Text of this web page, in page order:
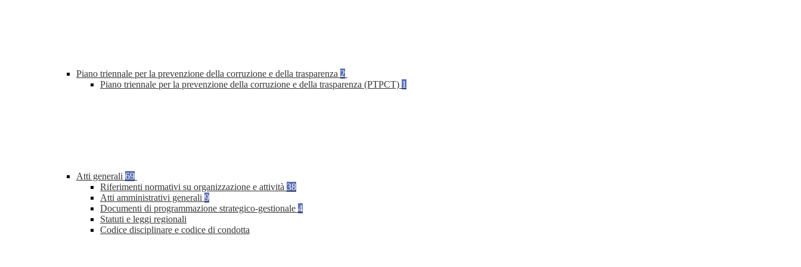
Piano triennale per la prevenzione della corruzione e della trasparenza 2
Piano triennale per la prevenzione della corruzione e della trasparenza (PTPCT) 1
Atti generali 69
Riferimenti normativi su organizzazione e attività 38
Atti amministrativi generali 9
Documenti di programmazione strategico-gestionale 4
Statuti e leggi regionali
Codice disciplinare e codice di condotta